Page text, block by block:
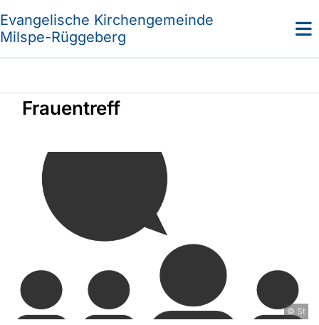
Evangelische Kirchengemeinde
Milspe-Rüggeberg
Frauentreff
© St